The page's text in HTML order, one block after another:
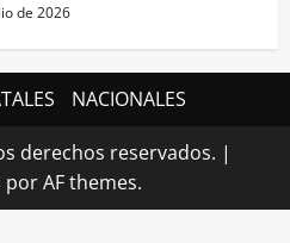
de 2026
NACIONALES
derechos reservados. |
por AF themes.